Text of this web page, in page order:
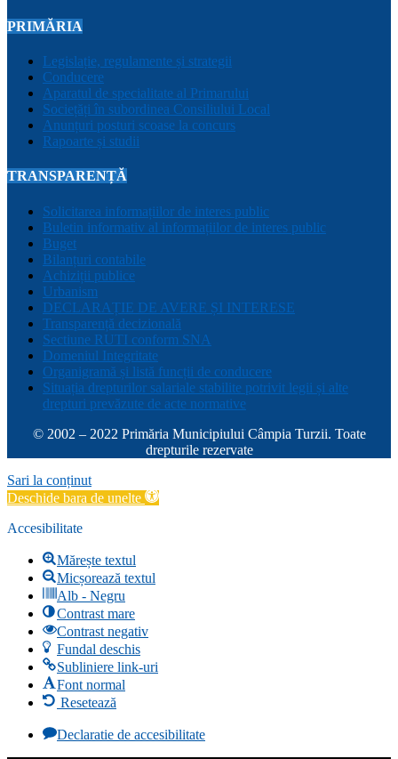
PRIMĂRIA
Legislație, regulamente și strategii
Conducere
Aparatul de specialitate al Primarului
Sociețăți în subordinea Consiliului Local
Anunțuri posturi scoase la concurs
Rapoarte și studii
TRANSPARENȚĂ
Solicitarea informațiilor de interes public
Buletin informativ al informațiilor de interes public
Buget
Bilanțuri contabile
Achiziții publice
Urbanism
DECLARAȚIE DE AVERE ȘI INTERESE
Transparență decizională
Sectiune RUTI conform SNA
Domeniul Integritate
Organigramă și listă funcții de conducere
Situația drepturilor salariale stabilite potrivit legii și alte
drepturi prevăzute de acte normative
© 2002 – 2022 Primăria Municipiului Câmpia Turzii. Toate
drepturile rezervate
Sari la conținut
Deschide bara de unelte
Accesibilitate
Mărește textul
Micșorează textul
Alb - Negru
Contrast mare
Contrast negativ
Fundal deschis
Subliniere link-uri
Font normal
Resetează
Declaratie de accesibilitate